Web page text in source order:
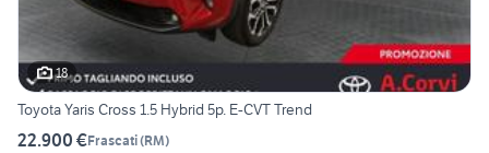
18
Toyota Yaris Cross 1.5 Hybrid 5p. E-CVT Trend
22.900 €Frascati(RM)